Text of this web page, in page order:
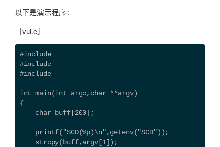
以下是演示程序：
［vul.c］
#include
#include
#include
int main(int argc,char **argv)
{
char buff[200];
printf("SCD(%p)\n",getenv("SCD"));
strcpy(buff,argv[1]);